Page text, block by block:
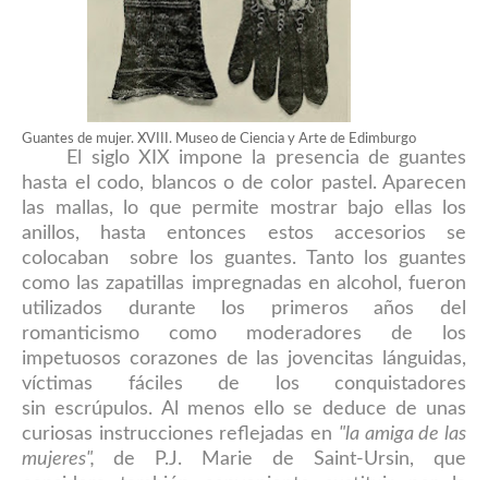
Guantes de mujer. XVIII. Museo de Ciencia y Arte de Edimburgo
El siglo XIX impone la presencia de guantes
hasta el codo, blancos o de color pastel. Aparecen
las mallas, lo que permite mostrar bajo ellas los
anillos, hasta entonces estos accesorios se
colocaban sobre los guantes. Tanto los guantes
como las zapatillas impregnadas en alcohol, fueron
utilizados durante los primeros años del
romanticismo como moderadores de los
impetuosos corazones de las jovencitas lánguidas,
víctimas fáciles de los conquistadores
sin escrúpulos. Al menos ello se deduce de unas
curiosas instrucciones reflejadas en "la amiga de las
mujeres", de P.J. Marie de Saint-Ursin, que